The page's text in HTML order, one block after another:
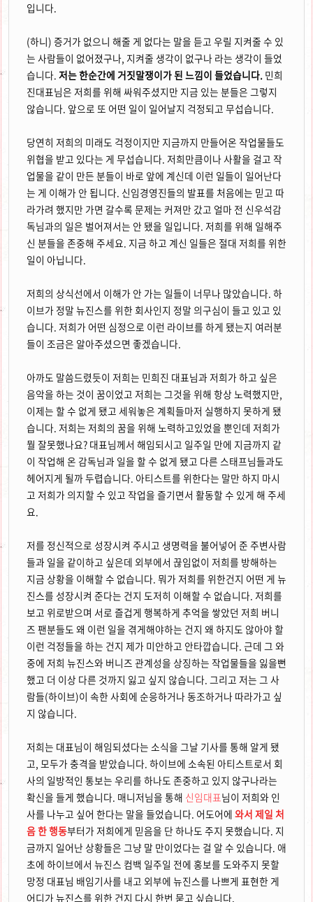
입니다.
(하니) 증거가 없으니 해줄 게 없다는 말을 듣고 우릴 지켜줄 수 있
는 사람들이 없어졌구나, 지켜줄 생각이 없구나 라는 생각이 들었
습니다. 저는 한순간에 거짓말쟁이가 된 느낌이 들었습니다. 민희
진대표님은 저희를 위해 싸워주셨지만 지금 있는 분들은 그렇지
않습니다. 앞으로 또 어떤 일이 일어날지 걱정되고 무섭습니다.
당연히 저희의 미래도 걱정이지만 지금까지 만들어온 작업물들도
위협을 받고 있다는 게 무섭습니다. 저희만큼이나 사활을 걸고 작
업물을 같이 만든 분들이 바로 앞에 계신데 이런 일들이 일어난다
는 게 이해가 안 됩니다. 신임경영진들의 발표를 처음에는 믿고 따
라가려 했지만 가면 갈수록 문제는 커져만 갔고 얼마 전 신우석감
독님과의 일은 벌어져서는 안 됐을 일입니다. 저희를 위해 일해주
신 분들을 존중해 주세요. 지금 하고 계신 일들은 절대 저희를 위한
일이 아닙니다.
저희의 상식선에서 이해가 안 가는 일들이 너무나 많았습니다. 하
이브가 정말 뉴진스를 위한 회사인지 정말 의구심이 들고 있고 있
습니다. 저희가 어떤 심정으로 이런 라이브를 하게 됐는지 여러분
들이 조금은 알아주셨으면 좋겠습니다.
아까도 말씀드렸듯이 저희는 민희진 대표님과 저희가 하고 싶은
음악을 하는 것이 꿈이었고 저희는 그것을 위해 항상 노력했지만,
이제는 할 수 없게 됐고 세워놓은 계획들마저 실행하지 못하게 됐
습니다. 저희는 저희의 꿈을 위해 노력하고있었을 뿐인데 저희가
뭘 잘못했나요? 대표님께서 해임되시고 일주일 만에 지금까지 같
이 작업해 온 감독님과 일을 할 수 없게 됐고 다른 스태프님들과도
헤어지게 될까 두렵습니다. 아티스트를 위한다는 말만 하지 마시
고 저희가 의지할 수 있고 작업을 즐기면서 활동할 수 있게 해 주세
요.
저를 정신적으로 성장시켜 주시고 생명력을 불어넣어 준 주변사람
들과 일을 같이하고 싶은데 외부에서 끊임없이 저희를 방해하는
지금 상황을 이해할 수 없습니다. 뭐가 저희를 위한건지 어떤 게 뉴
진스를 성장시켜 준다는 건지 도저히 이해할 수 없습니다. 저희를
보고 위로받으며 서로 즐겁게 행복하게 추억을 쌓았던 저희 버니
즈 팬분들도 왜 이런 일을 겪게해야하는 건지 왜 하지도 않아야 할
이런 걱정들을 하는 건지 제가 미안하고 안타깝습니다. 근데 그 와
중에 저희 뉴진스와 버니즈 관계성을 상징하는 작업물들을 잃을뻔
했고 더 이상 다른 것까지 잃고 싶지 않습니다. 그리고 저는 그 사
람들(하이브)이 속한 사회에 순응하거나 동조하거나 따라가고 싶
지 않습니다.
저희는 대표님이 해임되셨다는 소식을 그날 기사를 통해 알게 됐
고, 모두가 충격을 받았습니다. 하이브에 소속된 아티스트로서 회
사의 일방적인 통보는 우리를 하나도 존중하고 있지 않구나라는
확신을 들게 했습니다. 매니저님을 통해 신임대표님이 저희와 인
사를 나누고 싶어 한다는 말을 들었습니다. 어도어에 와서 제일 처
음 한 행동부터가 저희에게 믿음을 단 하나도 주지 못했습니다. 지
금까지 일어난 상황들은 그냥 말 만이었다는 걸 알 수 있습니다. 애
초에 하이브에서 뉴진스 컴백 일주일 전에 홍보를 도와주지 못할
망정 대표님 배임기사를 내고 외부에 뉴진스를 나쁘게 표현한 게
어디가 뉴진스를 위한 건지 다시 한번 묻고 싶습니다.